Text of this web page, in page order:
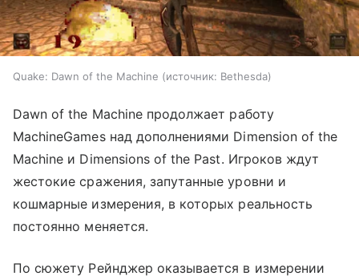
Quake: Dawn of the Machine источник: Bethesda
Dawn of the Machine продолжает работу
MachineGames над дополнениями Dimension of the
Machine и Dimensions of the Past. Игроков ждут
жестокие сражения, запутанные уровни и
кошмарные измерения, в которых реальность
постоянно меняется.
По сюжету Рейнджер оказывается в измерении